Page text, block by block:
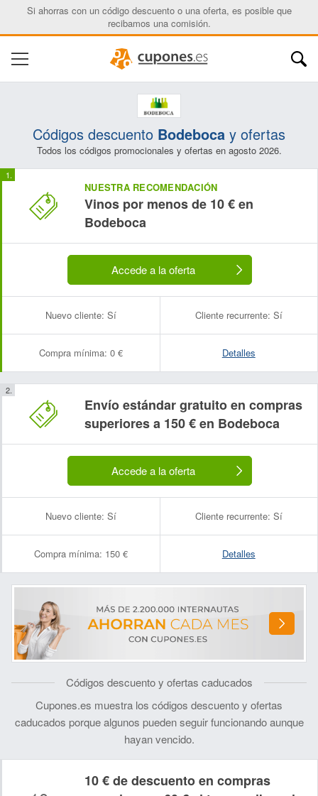
Si ahorras con un código descuento o una oferta, es posible que
recibamos una comisión.
Códigos descuento Bodeboca y ofertas
Todos los códigos promocionales y ofertas en agosto 2026.
NUESTRA RECOMENDACIÓN
Vinos por menos de 10 € en
Bodeboca
Accede a la oferta
Nuevo cliente: Sí Cliente recurrente: Sí
Compra mínima: 0 € Detalles
Envío estándar gratuito en compras
superiores a 150 € en Bodeboca
Accede a la oferta
Nuevo cliente: Sí Cliente recurrente: Sí
Compra mínima: 150 € Detalles
Códigos descuento y ofertas caducados
Cupones.es muestra los códigos descuento y ofertas
caducados porque algunos pueden seguir funcionando aunque
hayan vencido.
10 € de descuento en compras